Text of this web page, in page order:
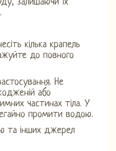
залишаючи їх
кілька крапель
до повного
Не
або
частинах тіла. У
промити водою.
та інших джерел